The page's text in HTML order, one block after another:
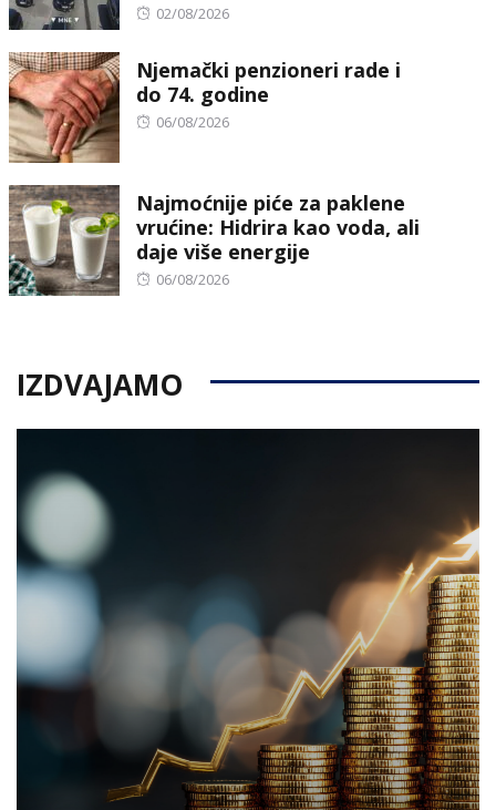
Posted
02/08/2026
Njemački penzioneri rade i
do 74. godine
Posted
06/08/2026
Najmoćnije piće za paklene
vrućine: Hidrira kao voda, ali
daje više energije
Posted
06/08/2026
IZDVAJAMO